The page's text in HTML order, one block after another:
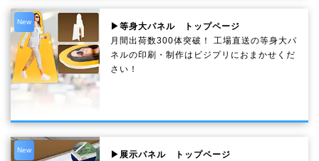
New
▶等身大パネル トップページ
月間出荷数300体突破！ 工場直送の等身大パ
ネルの印刷・制作は ビジプリ におまかせくだ
さい！
New
▶展示パネル トップページ